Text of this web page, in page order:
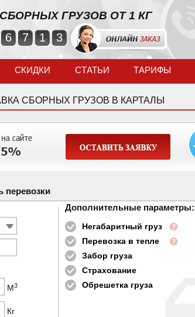
ГРУЗОВ ОТ 1 КГ
6 7 1 3
СКИДКИ СТАТЬИ ТАРИФЫ
СБОРНЫХ ГРУЗОВ В КАРТАЛЫ
перевозки
М3
Кг
Дополнительные параметры:
Негабаритный груз
Перевозка в тепле
Забор груза
Страхование
Обрешетка груза